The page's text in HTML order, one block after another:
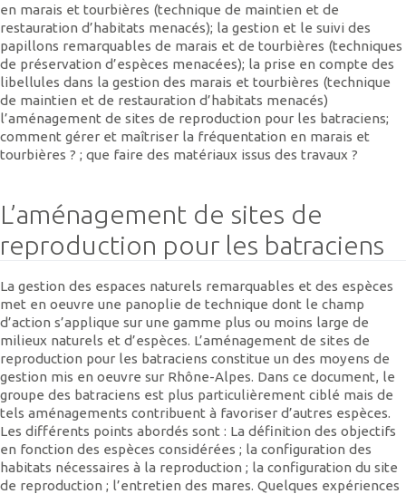
en marais et tourbières (technique de maintien et de
restauration d’habitats menacés); la gestion et le suivi des
papillons remarquables de marais et de tourbières (techniques
de préservation d’espèces menacées); la prise en compte des
libellules dans la gestion des marais et tourbières (technique
de maintien et de restauration d’habitats menacés)
l’aménagement de sites de reproduction pour les batraciens;
comment gérer et maîtriser la fréquentation en marais et
tourbières ? ; que faire des matériaux issus des travaux ?
L’aménagement de sites de
reproduction pour les batraciens
La gestion des espaces naturels remarquables et des espèces
met en oeuvre une panoplie de technique dont le champ
d’action s’applique sur une gamme plus ou moins large de
milieux naturels et d’espèces. L’aménagement de sites de
reproduction pour les batraciens constitue un des moyens de
gestion mis en oeuvre sur Rhône-Alpes. Dans ce document, le
groupe des batraciens est plus particulièrement ciblé mais de
tels aménagements contribuent à favoriser d’autres espèces.
Les différents points abordés sont : La définition des objectifs
en fonction des espèces considérées ; la configuration des
habitats nécessaires à la reproduction ; la configuration du site
de reproduction ; l’entretien des mares. Quelques expériences